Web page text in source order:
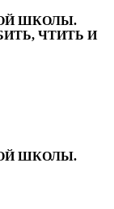
ШКОЛЫ.
ЧТИТЬ И
ШКОЛЫ.